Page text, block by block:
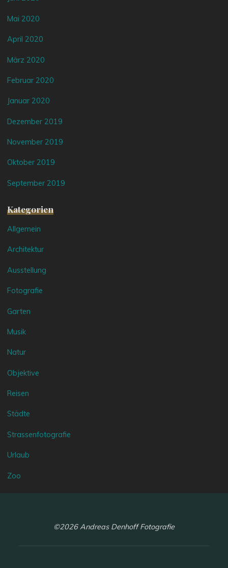
Mai 2020
April 2020
März 2020
Februar 2020
Januar 2020
Dezember 2019
November 2019
Oktober 2019
September 2019
Kategorien
Allgemein
Architektur
Ausstellung
Fotografie
Garten
Musik
Natur
Objektive
Reisen
Städte
Strassenfotografie
Urlaub
Zoo
©2026 Andreas Denhoff Fotografie